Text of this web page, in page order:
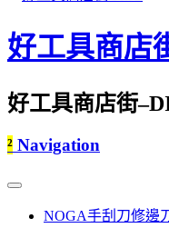
好工具商店
好工具商店街
² Navigation
NOGA手刮刀修邊